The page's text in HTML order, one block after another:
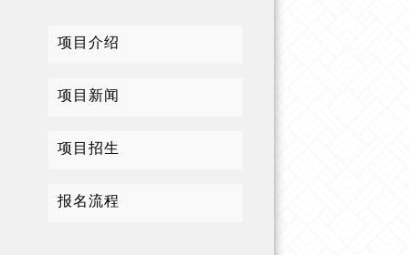
项目介绍
项目新闻
项目招生
报名流程